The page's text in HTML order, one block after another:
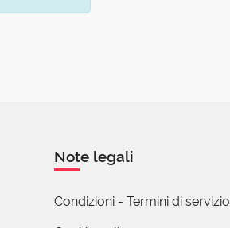
Note legali
Condizioni - Termini di servizio